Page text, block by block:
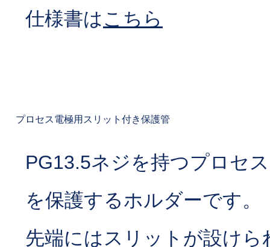
仕様書はこちら
プロセス電極用スリット付き保護管
PG13.5ネジを持つプロセ
を保護するホルダーです。
先端にはスリットが設けら